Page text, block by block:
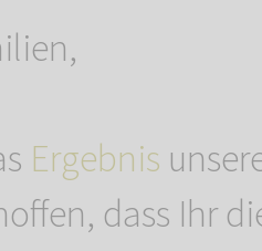
Ergebnis
dass Ihr